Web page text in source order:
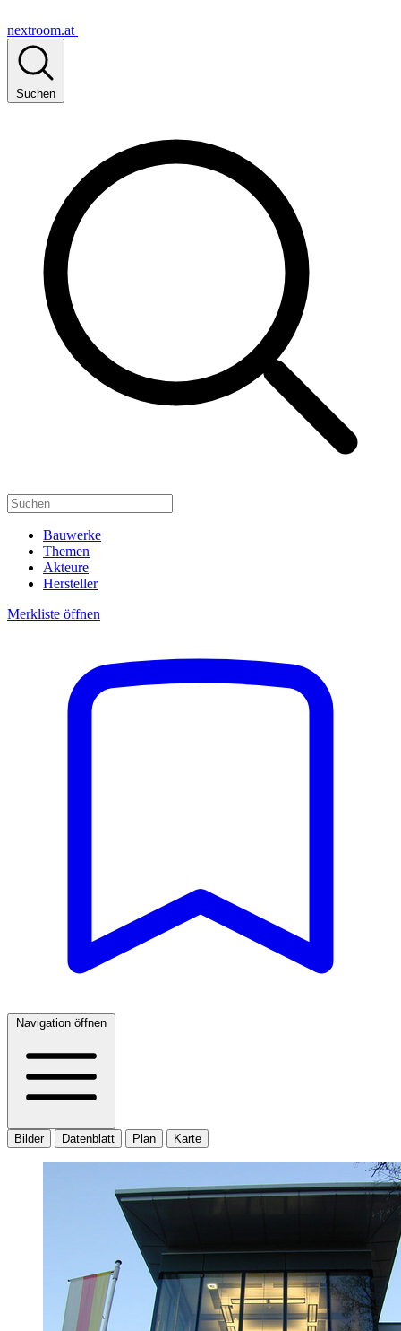
nextroom.at
Suchen
Bauwerke
Themen
Akteure
Hersteller
Merkliste öffnen
Navigation öffnen
Bilder Datenblatt Plan Karte